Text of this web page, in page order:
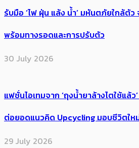
รับมือ ‘ไฟ ฝุ่น แล้ง น้ำ’ มหันตภัยใกล้ตัว
พร้อมทางรอดและการปรับตัว
30 July 2026
แฟชั่นไอเทมจาก ‘ถุงน้ำยาล้างไตใช้แล้
ต่อยอดแนวคิด Upcycling มอบชีวิตให
29 July 2026